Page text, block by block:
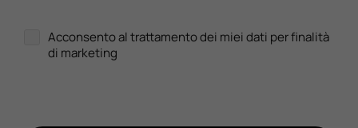
Acconsento al trattamento dei miei dati per finalità
di marketing